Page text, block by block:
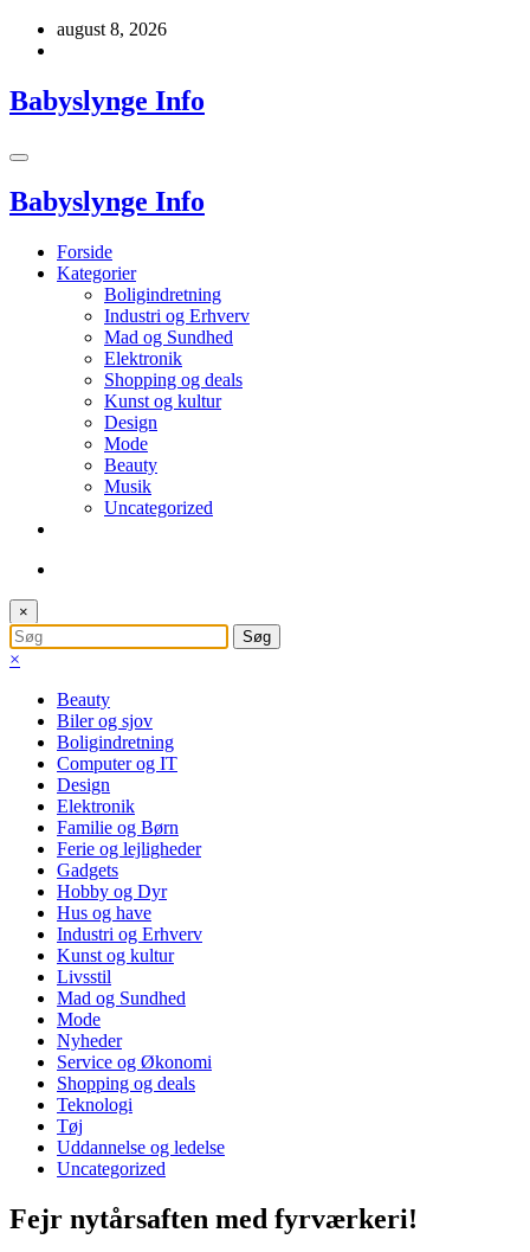
Videreaugust 8, 2026
Babyslynge Info
Babyslynge Info
Forside
Kategorier
Boligindretning
Industri og Erhverv
Mad og Sundhed
Elektronik
Shopping og deals
Kunst og kultur
Design
Mode
Beauty
Musik
Uncategorized
×
×
Beauty
Biler og sjov
Boligindretning
Computer og IT
Design
Elektronik
Familie og Børn
Ferie og lejligheder
Gadgets
Hobby og Dyr
Hus og have
Industri og Erhverv
Kunst og kultur
Livsstil
Mad og Sundhed
Mode
Nyheder
Service og Økonomi
Shopping og deals
Teknologi
Tøj
Uddannelse og ledelse
Uncategorized
Fejr nytårsaften med fyrværkeri!